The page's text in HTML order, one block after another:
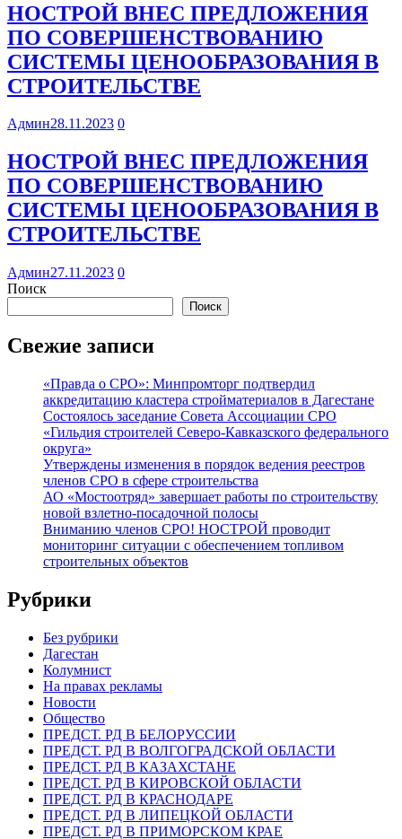
НОСТРОЙ ВНЕС ПРЕДЛОЖЕНИЯ
ПО СОВЕРШЕНСТВОВАНИЮ
СИСТЕМЫ ЦЕНООБРАЗОВАНИЯ В
СТРОИТЕЛЬСТВЕ
Админ28.11.2023 0
НОСТРОЙ ВНЕС ПРЕДЛОЖЕНИЯ
ПО СОВЕРШЕНСТВОВАНИЮ
СИСТЕМЫ ЦЕНООБРАЗОВАНИЯ В
СТРОИТЕЛЬСТВЕ
Админ27.11.2023 0
Поиск
Поиск
Свежие записи
«Правда о СРО»: Минпромторг подтвердил
аккредитацию кластера стройматериалов в Дагестане
Состоялось заседание Совета Ассоциации СРО
«Гильдия строителей Северо-Кавказского федерального
округа»
Утверждены изменения в порядок ведения реестров
членов СРО в сфере строительства
АО «Мостоотряд» завершает работы по строительству
новой взлетно-посадочной полосы
Вниманию членов СРО! НОСТРОЙ проводит
мониторинг ситуации с обеспечением топливом
строительных объектов
Рубрики
Без рубрики
Дагестан
Колумнист
На правах рекламы
Новости
Общество
ПРЕДСТ. РД В БЕЛОРУССИИ
ПРЕДСТ. РД В ВОЛГОГРАДСКОЙ ОБЛАСТИ
ПРЕДСТ. РД В КАЗАХСТАНЕ
ПРЕДСТ. РД В КИРОВСКОЙ ОБЛАСТИ
ПРЕДСТ. РД В КРАСНОДАРЕ
ПРЕДСТ. РД В ЛИПЕЦКОЙ ОБЛАСТИ
ПРЕДСТ. РД В ПРИМОРСКОМ КРАЕ